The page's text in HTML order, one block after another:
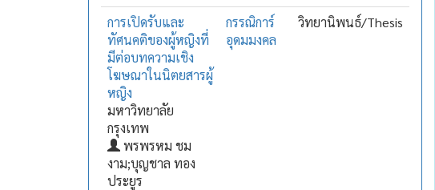
การเปิดรับและ
ทัศนคติของผู้หญิงที่
มีต่อบทความเชิง
โฆษณาในนิตยสารผู้
หญิง
มหาวิทยาลัย
กรุงเทพ
พรพรหม ชม
งาม;บุญชาล ทอง
ประยูร
กรรณิการ์
อุดมมงคล
วิทยานิพนธ์/Thesis